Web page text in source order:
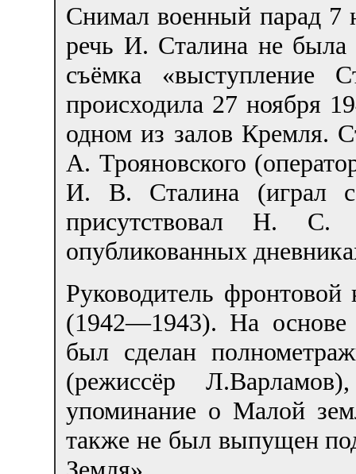
Снимал военный парад 7
речь И. Сталина не была
съёмка «выступление
происходила 27 ноября
одном из залов Кремля.
А. Трояновского
И. В. Сталина (играл
присутствовал Н.
опубликованных
Руководитель
(1942—1943). На основе
был сделан
(режиссёр
упоминание о Малой
также не был выпущен